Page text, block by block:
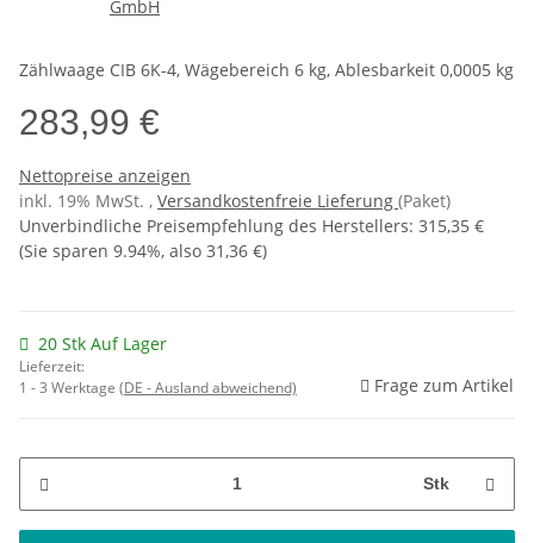
Zählwaage CIB 6K-4, Wägebereich 6 kg, Ablesbarkeit 0,0005 kg
283,99 €
Nettopreise anzeigen
inkl. 19% MwSt. , Versandkostenfreie Lieferung (Paket)
Unverbindliche Preisempfehlung des Herstellers: 315,35 €
(Sie sparen 9.94%, also 31,36 €)
20 Stk Auf Lager
Lieferzeit:
1 - 3 Werktage (DE - Ausland abweichend) Frage zum Artikel
Stk